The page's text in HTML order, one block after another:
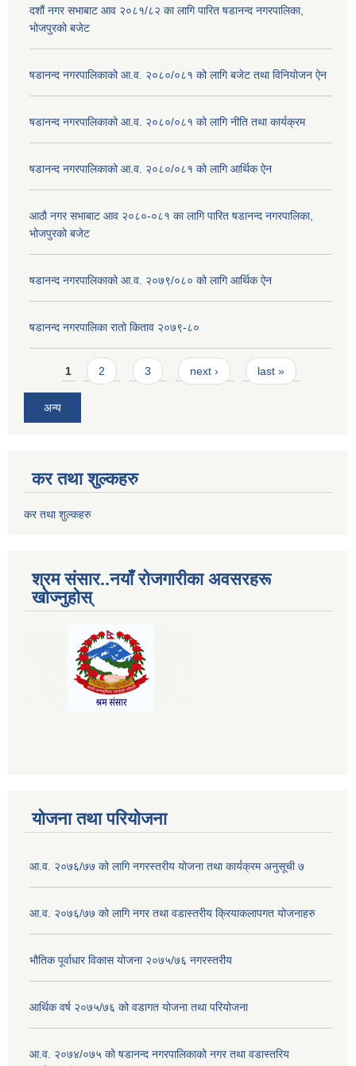
दशौं नगर सभाबाट आव २०८१/८२ का लागि पारित षडानन्द नगरपालिका,
भोजपुरको बजेट
षडानन्द नगरपालिकाको आ.व. २०८०/०८१ को लागि बजेट तथा विनियोजन ऐन
षडानन्द नगरपालिकाको आ.व. २०८०/०८१ को लागि नीति तथा कार्यक्रम
षडानन्द नगरपालिकाको आ.व. २०८०/०८१ को लागि आर्थिक ऐन
आठौ नगर सभाबाट आव २०८०-०८१ का लागि पारित षडानन्द नगरपालिका,
भोजपुरको बजेट
षडानन्द नगरपालिकाको आ.व. २०७९/०८० को लागि आर्थिक ऐन
षडानन्द नगरपालिका रातो किताव २०७९-८०
Pages
1 2 3 next › last »
अन्य
कर तथा शुल्कहरु
कर तथा शुल्कहरु
श्रम संसार..नयाँ रोजगारीका अवसरहरू
खोज्नुहोस्
योजना तथा परियोजना
आ.व. २०७६/७७ को लागि नगरस्तरीय योजना तथा कार्यक्रम अनुसूची ७
आ.व. २०७६/७७ को लागि नगर तथा वडास्तरीय क्रियाकलापगत योजनाहरु
भौतिक पूर्वाधार विकास योजना २०७५/७६ नगरस्तरीय
आर्थिक वर्ष २०७५/७६ को वडागत योजना तथा परियोजना
आ.व. २०७४/०७५ को षडानन्द नगरपालिकाको नगर तथा वडास्तरिय